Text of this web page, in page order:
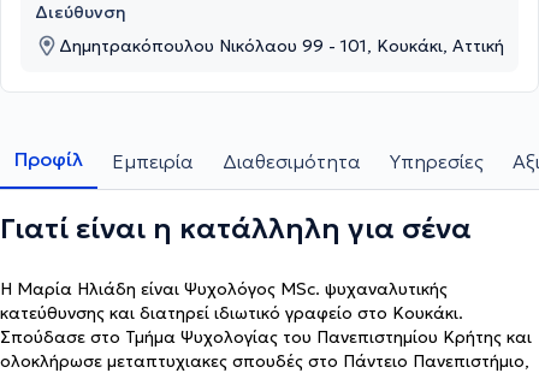
Διεύθυνση
Δημητρακόπουλου Νικόλαου 99 - 101, Κουκάκι, Αττική
Προφίλ Εμπειρία Διαθεσιμότητα Υπηρεσίες
Γιατί είναι η κατάλληλη για σένα
H Μαρία Ηλιάδη είναι Ψυχολόγος MSc. ψυχαναλυτικής
κατεύθυνσης και διατηρεί ιδιωτικό γραφείο στο Κουκάκι.
Σπούδασε στο Τμήμα Ψυχολογίας του Πανεπιστημίου Κρήτης και
ολοκλήρωσε μεταπτυχιακες σπουδές στο Πάντειο Πανεπιστήμιο,